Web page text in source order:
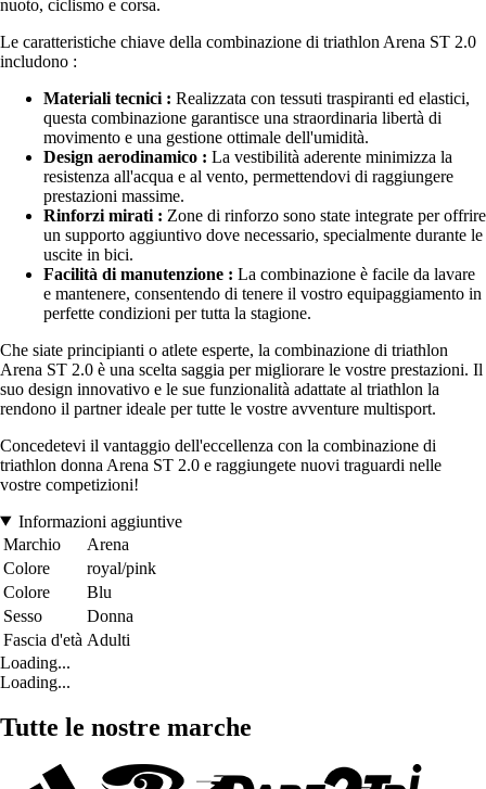
nuoto, ciclismo e corsa.
Le caratteristiche chiave della combinazione di triathlon Arena ST 2.0
includono :
Materiali tecnici : Realizzata con tessuti traspiranti ed elastici,
questa combinazione garantisce una straordinaria libertà di
movimento e una gestione ottimale dell'umidità.
Design aerodinamico : La vestibilità aderente minimizza la
resistenza all'acqua e al vento, permettendovi di raggiungere
prestazioni massime.
Rinforzi mirati : Zone di rinforzo sono state integrate per offrire
un supporto aggiuntivo dove necessario, specialmente durante le
uscite in bici.
Facilità di manutenzione : La combinazione è facile da lavare
e mantenere, consentendo di tenere il vostro equipaggiamento in
perfette condizioni per tutta la stagione.
Che siate principianti o atlete esperte, la combinazione di triathlon
Arena ST 2.0 è una scelta saggia per migliorare le vostre prestazioni. Il
suo design innovativo e le sue funzionalità adattate al triathlon la
rendono il partner ideale per tutte le vostre avventure multisport.
Concedetevi il vantaggio dell'eccellenza con la combinazione di
triathlon donna Arena ST 2.0 e raggiungete nuovi traguardi nelle
vostre competizioni!
Informazioni aggiuntive
Marchio
Arena
Colore
royal/pink
Colore
Blu
Sesso
Donna
Fascia d'età Adulti
Loading...
Loading...
Tutte le nostre marche